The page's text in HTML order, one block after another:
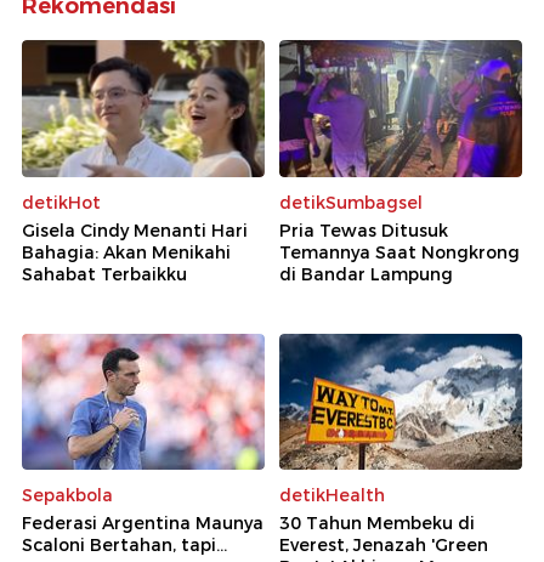
Rekomendasi
detikHot
Gisela Cindy Menanti Hari
Bahagia: Akan Menikahi
Sahabat Terbaikku
detikSumbagsel
Pria Tewas Ditusuk
Temannya Saat Nongkrong
di Bandar Lampung
Sepakbola
Federasi Argentina Maunya
Scaloni Bertahan, tapi...
detikHealth
30 Tahun Membeku di
Everest, Jenazah 'Green